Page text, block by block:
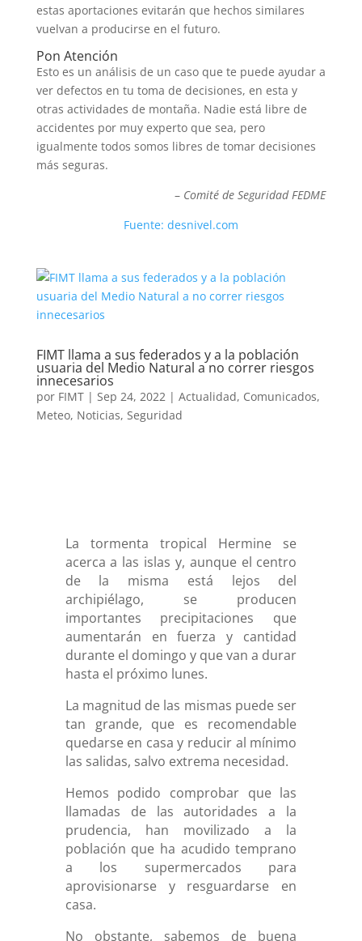
estas aportaciones evitarán que hechos similares
vuelvan a producirse en el futuro.
Pon Atención
Esto es un análisis de un caso que te puede ayudar a
ver defectos en tu toma de decisiones, en esta y
otras actividades de montaña. Nadie está libre de
accidentes por muy experto que sea, pero
igualmente todos somos libres de tomar decisiones
más seguras.
– Comité de Seguridad FEDME
Fuente: desnivel.com
FIMT llama a sus federados y a la población
usuaria del Medio Natural a no correr riesgos
innecesarios
por FIMT| Sep 24, 2022| Actualidad, Comunicados,
Meteo, Noticias, Seguridad
La tormenta tropical Hermine se
acerca a las islas y, aunque el centro
de la misma está lejos del
archipiélago, se producen
importantes precipitaciones que
aumentarán en fuerza y cantidad
durante el domingo y que van a durar
hasta el próximo lunes.
La magnitud de las mismas puede ser
tan grande, que es recomendable
quedarse en casa y reducir al mínimo
las salidas, salvo extrema necesidad.
Hemos podido comprobar que las
llamadas de las autoridades a la
prudencia, han movilizado a la
población que ha acudido temprano
a los supermercados para
aprovisionarse y resguardarse en
casa.
No obstante, sabemos de buena